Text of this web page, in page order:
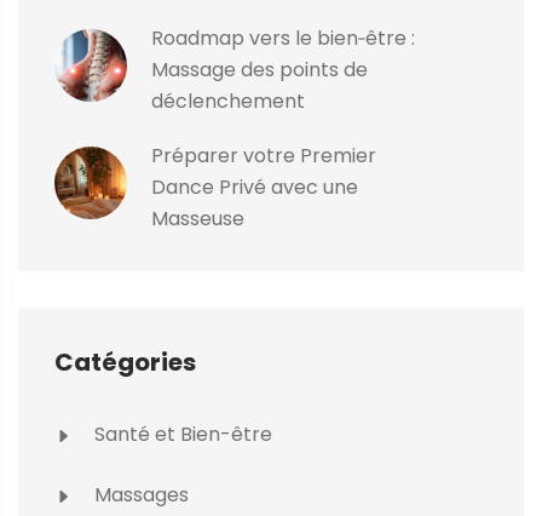
Roadmap vers le bien‑être :
Massage des points de
déclenchement
Préparer votre Premier
Dance Privé avec une
Masseuse
Catégories
Santé et Bien-être
Massages